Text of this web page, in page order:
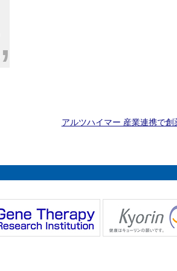
アルツハイマー 産業連携で創